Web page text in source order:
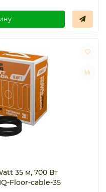
35 м, 700 Вт
Floor-cable-35